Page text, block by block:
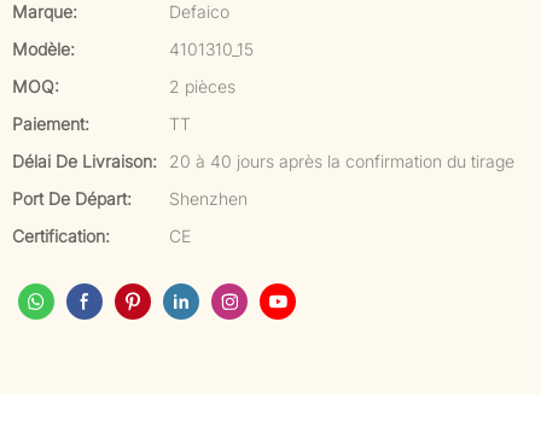
Marque:
Defaico
Modèle:
4101310_15
MOQ:
2 pièces
Paiement:
TT
Délai De Livraison:
20 à 40 jours après la confirmation du tirage
Port De Départ:
Shenzhen
Certification:
CE